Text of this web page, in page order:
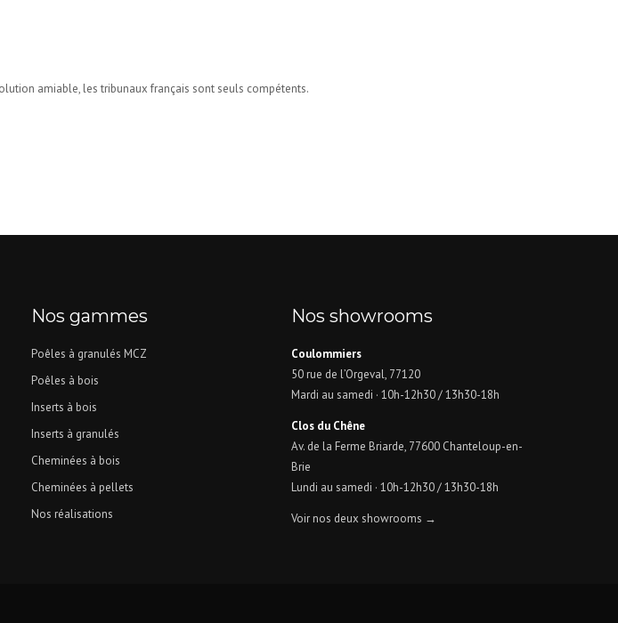
amiable, les tribunaux français sont seuls compétents.
Nos gammes
Poêles à granulés MCZ
Poêles à bois
Inserts à bois
Inserts à granulés
Cheminées à bois
Cheminées à pellets
Nos réalisations
Nos showrooms
Coulommiers
50 rue de l’Orgeval, 77120
Mardi au samedi · 10h-12h30 / 13h30-18h
Clos du Chêne
Av. de la Ferme Briarde, 77600 Chanteloup-en-
Brie
Lundi au samedi · 10h-12h30 / 13h30-18h
Voir nos deux showrooms →